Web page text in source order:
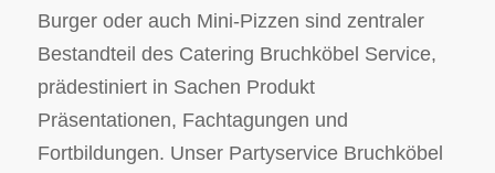
Burger oder auch Mini-Pizzen sind zentraler
Bestandteil des Catering Bruchköbel Service,
prädestiniert in Sachen Produkt
Präsentationen, Fachtagungen und
Fortbildungen. Unser Partyservice Bruchköbel